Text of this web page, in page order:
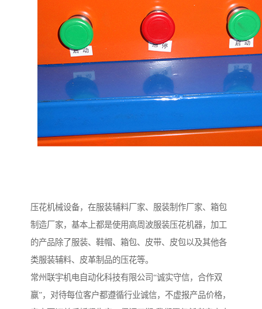
压花机械设备，在服装辅料厂家、服装制作厂家、箱包
制造厂家，基本上都是使用高周波服装压花机器，加工
的产品除了服装、鞋帽、箱包、皮带、皮包以及其他各
类服装辅料、皮革制品的压花等。
常州联宇机电自动化科技有限公司“诚实守信，合作双
赢”，对待每位客户都遵循行业诚信，不虚报产品价格，